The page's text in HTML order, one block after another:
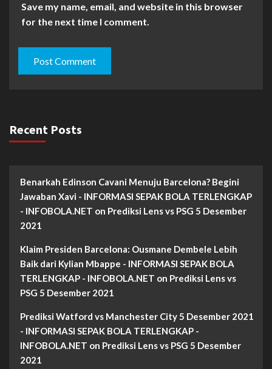
Save my name, email, and website in this browser
for the next time I comment.
Recent Posts
Benarkah Edinson Cavani Menuju Barcelona? Begini
Jawaban Xavi - INFORMASI SEPAK BOLA TERLENGKAP
- INFOBOLA.NET on Prediksi Lens vs PSG 5 Desember
2021
Klaim Presiden Barcelona: Ousmane Dembele Lebih
Baik dari Kylian Mbappe - INFORMASI SEPAK BOLA
TERLENGKAP - INFOBOLA.NET on Prediksi Lens vs
PSG 5 Desember 2021
Prediksi Watford vs Manchester City 5 Desember 2021
- INFORMASI SEPAK BOLA TERLENGKAP -
INFOBOLA.NET on Prediksi Lens vs PSG 5 Desember
2021